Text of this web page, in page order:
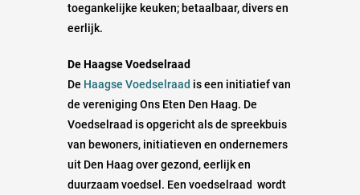
toegankelijke keuken; betaalbaar, divers en
eerlijk.
De Haagse Voedselraad
De Haagse Voedselraad is een initiatief van
de vereniging Ons Eten Den Haag. De
Voedselraad is opgericht als de spreekbuis
van bewoners, initiatieven en ondernemers
uit Den Haag over gezond, eerlijk en
duurzaam voedsel. Een voedselraad wordt